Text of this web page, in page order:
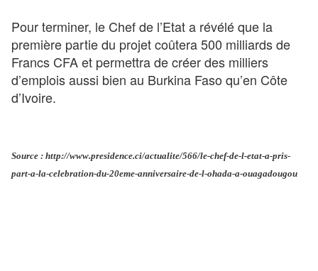
Pour terminer, le Chef de l’Etat a révélé que la
première partie du projet coûtera 500 milliards de
Francs CFA et permettra de créer des milliers
d’emplois aussi bien au Burkina Faso qu’en Côte
d’Ivoire.
Source : http://www.presidence.ci/actualite/566/le-chef-de-l-etat-a-pris-
part-a-la-celebration-du-20eme-anniversaire-de-l-ohada-a-ouagadougou